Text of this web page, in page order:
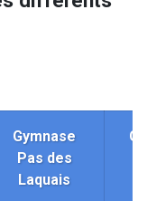
Gymnase
Pas des
Laquais